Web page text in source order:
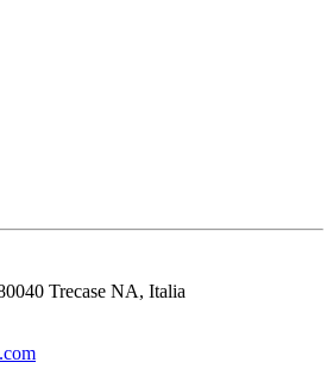
Trecase NA, Italia